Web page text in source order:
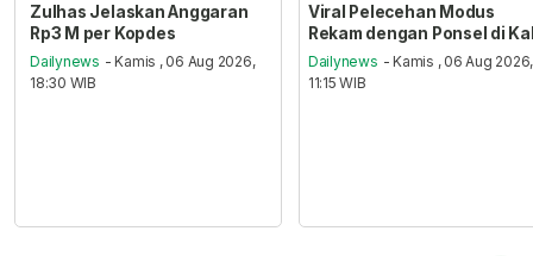
Zulhas Jelaskan Anggaran
Rp3 M per Kopdes
Dailynews - Kamis , 06 Aug 2026,
18:30 WIB
Viral Pelecehan Modus
Rekam dengan Ponsel di
Dailynews - Kamis , 06 Aug 2026,
11:15 WIB